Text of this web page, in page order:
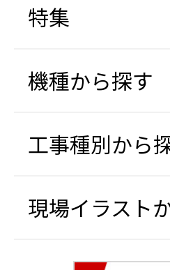
特集
機種から探す
工事種別から
現場イラスト